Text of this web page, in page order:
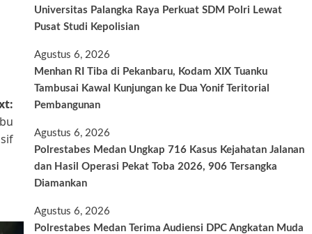
Universitas Palangka Raya Perkuat SDM Polri Lewat
Pusat Studi Kepolisian
Agustus 6, 2026
Menhan RI Tiba di Pekanbaru, Kodam XIX Tuanku
Tambusai Kawal Kunjungan ke Dua Yonif Teritorial
Pembangunan
Agustus 6, 2026
Polrestabes Medan Ungkap 716 Kasus Kejahatan Jalanan
dan Hasil Operasi Pekat Toba 2026, 906 Tersangka
Diamankan
Agustus 6, 2026
Polrestabes Medan Terima Audiensi DPC Angkatan Muda